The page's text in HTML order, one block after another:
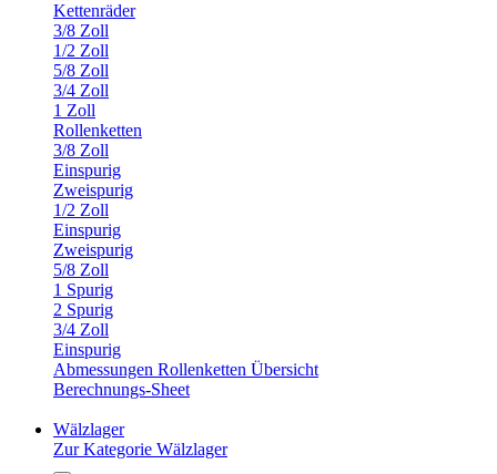
Kettenräder
3/8 Zoll
1/2 Zoll
5/8 Zoll
3/4 Zoll
1 Zoll
Rollenketten
3/8 Zoll
Einspurig
Zweispurig
1/2 Zoll
Einspurig
Zweispurig
5/8 Zoll
1 Spurig
2 Spurig
3/4 Zoll
Einspurig
Abmessungen Rollenketten Übersicht
Berechnungs-Sheet
Wälzlager
Zur Kategorie Wälzlager